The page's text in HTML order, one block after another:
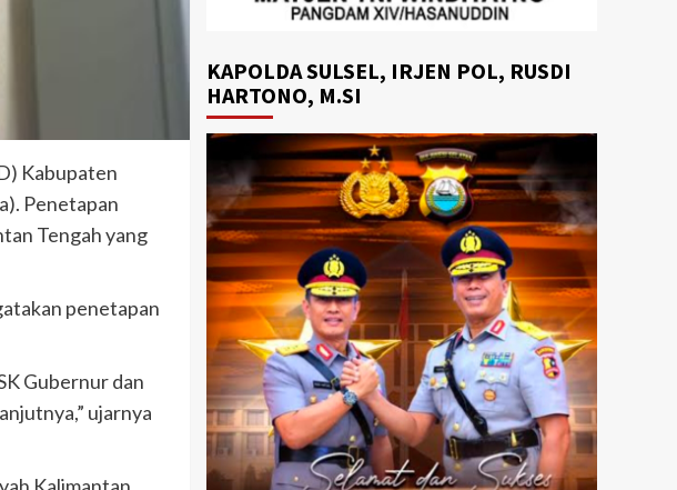
Kabupaten
Penetapan
Tengah yang
penetapan
Gubernur dan
ujarnya
KAPOLDA SULSEL, IRJEN POL, RUSDI
HARTONO, M.SI